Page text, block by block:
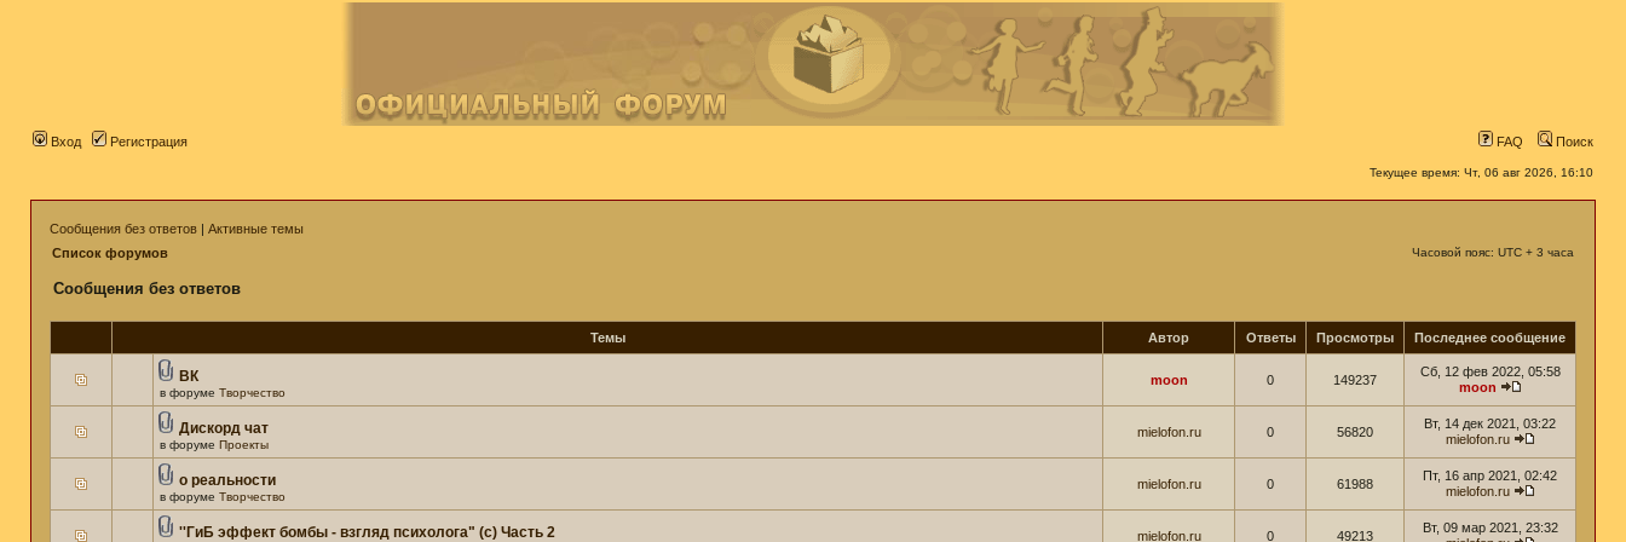
Вход Регистрация FAQ Поиск
Текущее время: Чт, 06 авг 2026, 16:10
Сообщения без ответов | Активные темы
Список форумов
Часовой пояс: UTC + 3 часа
Сообщения без ответов
Темы Автор Ответы Просмотры Последнее сообщение
ВК
в форуме Творчество
moon 0 149237
Сб, 12 фев 2022, 05:58
moon
Дискорд чат
в форуме Проекты
mielofon.ru 0 56820
Вт, 14 дек 2021, 03:22
mielofon.ru
о реальности
в форуме Творчество
mielofon.ru 0 61988
Пт, 16 апр 2021, 02:42
mielofon.ru
''ГиБ эффект бомбы - взгляд психолога" (c) Часть 2 mielofon.ru 0 49213
Вт, 09 мар 2021, 23:32